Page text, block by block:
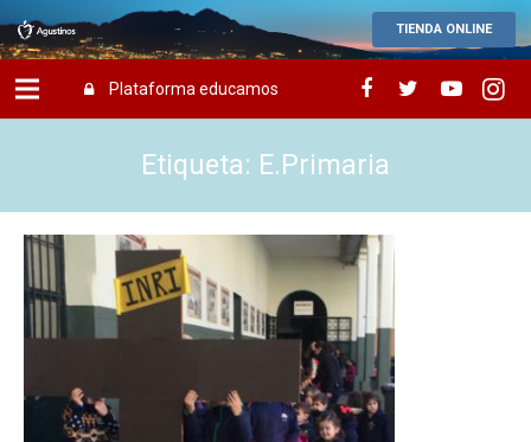
TIENDA ONLINE
Plataforma educamos
Etiqueta: E.Primaria